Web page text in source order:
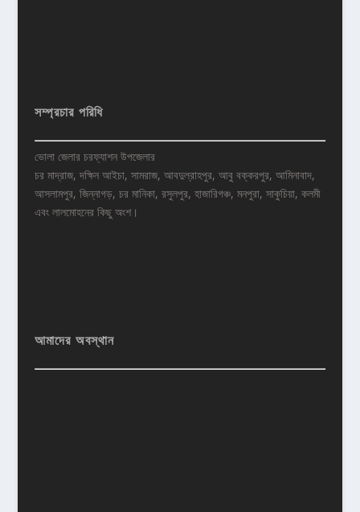
সম্প্রচার পরিধি
ভোলা জেলার চরফ্যাশন উপজেলার
চর মাদ্রাজ, দক্ষিন আইচা, সামরাজ, আবদুল্রাহপুর, আবু বক্করপুর, আমিনাবাদ,
আসলামপুর, জিন্নাগড়, চর মানিকা, রসুলপুর, হাজারিগঞ্চ, মনপুরা, সাকুচিয়া, কলমী
এবং লালমোহনের কিছু অংশ।
আমাদের অবস্থান